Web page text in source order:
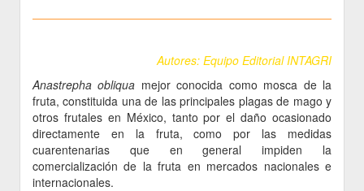
Autores: Equipo Editorial INTAGRI
Anastrepha obliqua mejor conocida como mosca de la
fruta, constituida una de las principales plagas de mago y
otros frutales en México, tanto por el daño ocasionado
directamente en la fruta, como por las medidas
cuarentenarias que en general impiden la
comercialización de la fruta en mercados nacionales e
internacionales.